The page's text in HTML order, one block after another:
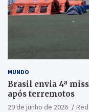
MUNDO
Brasil envia 4ª
após terremotos
29 de junho de 2026